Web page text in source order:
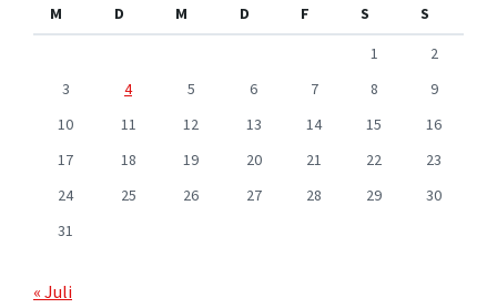
M
D M D F S
S
1
2
3
4 5 6 7 8
9
10
11 12 13 14 15
16
17
18 19 20 21 22
23
24
25 26 27 28 29
30
31
« Juli